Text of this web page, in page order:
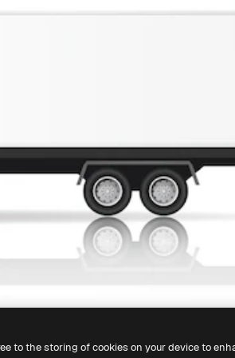
to the storing of cookies on your device to